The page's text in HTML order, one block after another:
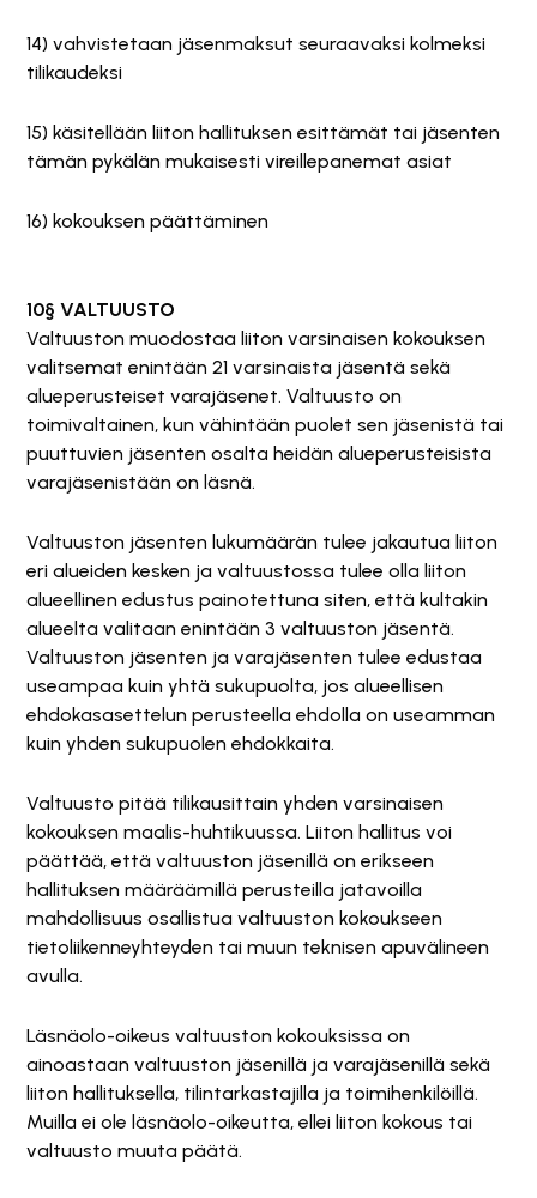
14) vahvistetaan jäsenmaksut seuraavaksi kolmeksi
tilikaudeksi
15) käsitellään liiton hallituksen esittämät tai jäsenten
tämän pykälän mukaisesti vireillepanemat asiat
16) kokouksen päättäminen
10§ VALTUUSTO
Valtuuston muodostaa liiton varsinaisen kokouksen
valitsemat enintään 21 varsinaista jäsentä sekä
alueperusteiset varajäsenet. Valtuusto on
toimivaltainen, kun vähintään puolet sen jäsenistä tai
puuttuvien jäsenten osalta heidän alueperusteisista
varajäsenistään on läsnä.
Valtuuston jäsenten lukumäärän tulee jakautua liiton
eri alueiden kesken ja valtuustossa tulee olla liiton
alueellinen edustus painotettuna siten, että kultakin
alueelta valitaan enintään 3 valtuuston jäsentä.
Valtuuston jäsenten ja varajäsenten tulee edustaa
useampaa kuin yhtä sukupuolta, jos alueellisen
ehdokasasettelun perusteella ehdolla on useamman
kuin yhden sukupuolen ehdokkaita.
Valtuusto pitää tilikausittain yhden varsinaisen
kokouksen maalis-huhtikuussa. Liiton hallitus voi
päättää, että valtuuston jäsenillä on erikseen
hallituksen määräämillä perusteilla jatavoilla
mahdollisuus osallistua valtuuston kokoukseen
tietoliikenneyhteyden tai muun teknisen apuvälineen
avulla.
Läsnäolo-oikeus valtuuston kokouksissa on
ainoastaan valtuuston jäsenillä ja varajäsenillä sekä
liiton hallituksella, tilintarkastajilla ja toimihenkilöillä.
Muilla ei ole läsnäolo-oikeutta, ellei liiton kokous tai
valtuusto muuta päätä.